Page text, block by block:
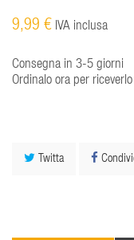
9,99 € IVA inclusa
Consegna in 3-5 giorni
Ordinalo ora per
Twitta